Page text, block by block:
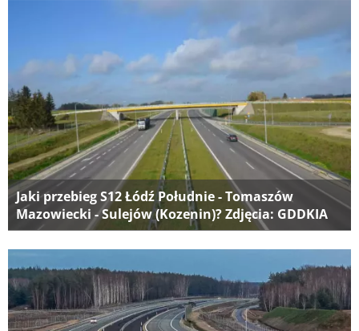
Jaki przebieg S12 Łódź Południe - Tomaszów
Mazowiecki - Sulejów (Kozenin)? Zdjęcia: GDDKIA